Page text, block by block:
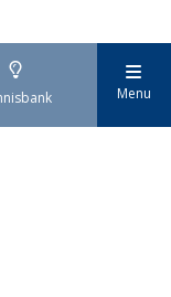
Menu